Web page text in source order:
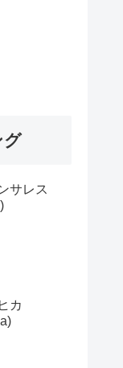
グ
サレス
カ